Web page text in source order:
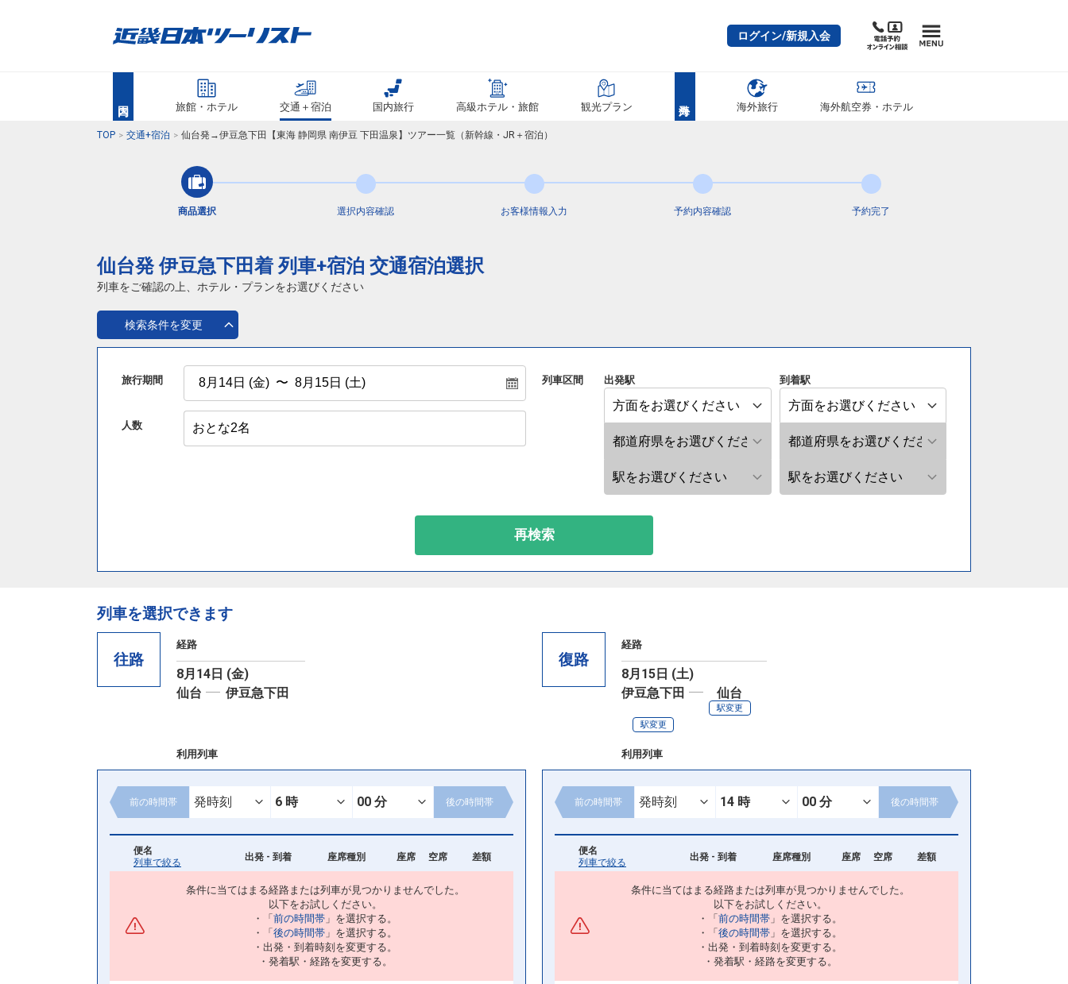
ログイン/新規入会
旅館・ホテル 交通＋宿泊 国内旅行 高級ホテル・旅館 観光プラン 海外旅行 海外航空券・ホテル
TOP 交通+宿泊 仙台発→伊豆急下田【東海 静岡県 南伊豆 下田温泉】ツアー一覧（新幹線・JR＋宿泊）
商品選択 選択内容確認 お客様情報 入力 予約内容確認 予約完了
仙台発 伊豆急下田着 列車+宿泊 交通宿泊選択
列車をご確認の上、ホテル・プランをお選びください
検索条件を変更
旅行期間
人数
列車区間 出発駅 到着駅
再検索
列車を選択できます
往路
経路
8月14日 (金)
仙台
伊豆急下田
利用列車
前の時間帯 後の時間帯
便名
列車で絞る
出発 - 到着 座席種別 座席 空席 差額
条件に当てはまる経路または列車が見つかりませんでした。
以下をお試しください。
・「 前の時間帯 」を選択する。
・「 後の時間帯 」を選択する。
・出発・到着時刻を変更する。
・発着駅・経路を変更する。
復路
経路
8月15日 (土)
伊豆急下田
駅変更
仙台
駅変更
利用列車
前の時間帯 後の時間帯
便名
列車で絞る
出発 - 到着 座席種別 座席 空席 差額
条件に当てはまる経路または列車が見つかりませんでした。
以下をお試しください。
・「 前の時間帯 」を選択する。
・「 後の時間帯 」を選択する。
・出発・到着時刻を変更する。
・発着駅・経路を変更する。